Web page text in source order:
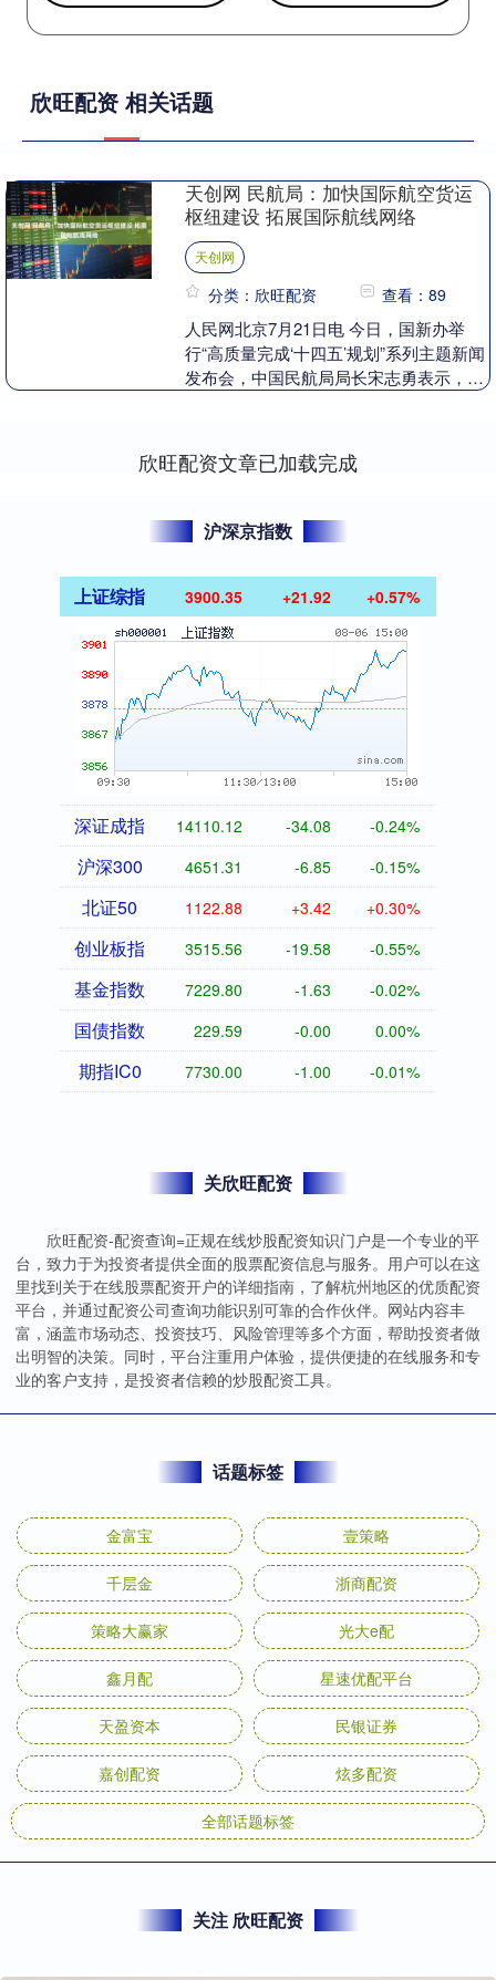
欣旺配资 相关话题
天创网 民航局：加快国际航空货运
枢纽建设 拓展国际航线网络
天创网
分类：欣旺配资 查看：89
人民网北京7月21日电 今日，国新办举
行“高质量完成‘十四五’规划”系列主题新闻
发布会，中国民航局局长宋志勇表示，航
欣旺配资文章已加载完成
沪深京指数
上证综指 3900.35 +21.92 +0.57%
深证成指 14110.12 -34.08 -0.24%
沪深300 4651.31 -6.85 -0.15%
北证50 1122.88 +3.42 +0.30%
创业板指 3515.56 -19.58 -0.55%
基金指数 7229.80 -1.63 -0.02%
国债指数 229.59 -0.00 0.00%
期指IC0 7730.00 -1.00 -0.01%
关欣旺配资
欣旺配资-配资查询=正规在线炒股配资知识门户是一个专业的平
台，致力于为投资者提供全面的股票配资信息与服务。用户可以在这
里找到关于在线股票配资开户的详细指南，了解杭州地区的优质配资
平台，并通过配资公司查询功能识别可靠的合作伙伴。网站内容丰
富，涵盖市场动态、投资技巧、风险管理等多个方面，帮助投资者做
出明智的决策。同时，平台注重用户体验，提供便捷的在线服务和专
业的客户支持，是投资者信赖的炒股配资工具。
话题标签
金富宝 壹策略
千层金 浙商配资
策略大赢家 光大e配
鑫月配 星速优配平台
天盈资本 民银证券
嘉创配资 炫多配资
全部话题标签
关注 欣旺配资